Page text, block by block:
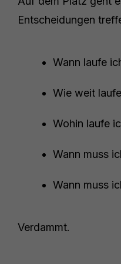
Entscheidungen
Wann laufe
Wie weit
Wohin laufe
Wann muss
Wann muss
Verdammt.